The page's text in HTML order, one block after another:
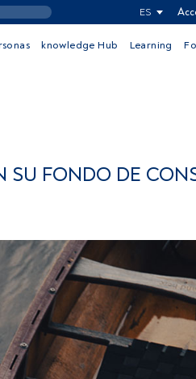
ES
knowledge Hub Learning
SU FONDO DE